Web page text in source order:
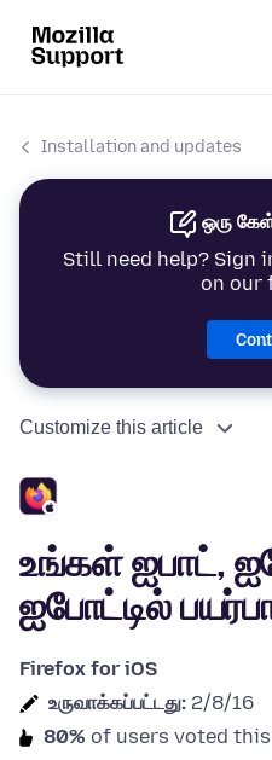
Installation and updates
ஒரு
Still need help? Sign
on our
Customize this article
உங்கள் ஐபாட்,
ஐபோட்டில்
Firefox for iOS
உருவாக்கப்பட்டது: 2/8/16
80% of users voted